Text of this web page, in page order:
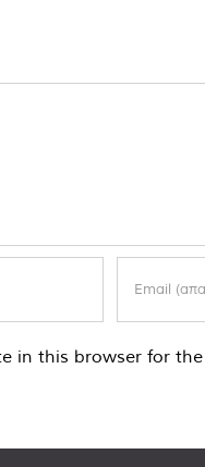
in this browser for